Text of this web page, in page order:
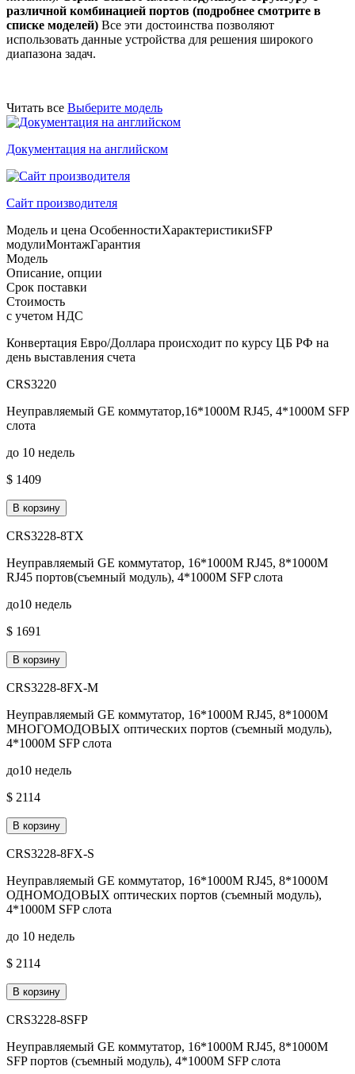
различной комбинацией портов (подробнее смотрите в
списке моделей) Все эти достоинства позволяют
использовать данные устройства для решения широкого
диапазона задач.
Читать все Выберите модель
Документация на английском
Сайт производителя
Модель и цена ОсобенностиХарактеристикиSFP
модулиМонтажГарантия
Модель
Описание, опции
Срок поставки
Стоимость
с учетом НДС
Конвертация Евро/Доллара происходит по курсу ЦБ РФ на
день выставления счета
CRS3220
Неуправляемый GE коммутатор,16*1000M RJ45, 4*1000M SFP
слота
до 10 недель
$ 1409
В корзину
CRS3228-8TX
Неуправляемый GE коммутатор, 16*1000M RJ45, 8*1000M
RJ45 портов(съемный модуль), 4*1000M SFP слота
до10 недель
$ 1691
В корзину
CRS3228-8FX-M
Неуправляемый GE коммутатор, 16*1000M RJ45, 8*1000M
МНОГОМОДОВЫХ оптических портов (съемный модуль),
4*1000M SFP слота
до10 недель
$ 2114
В корзину
CRS3228-8FX-S
Неуправляемый GE коммутатор, 16*1000M RJ45, 8*1000M
ОДНОМОДОВЫХ оптических портов (съемный модуль),
4*1000M SFP слота
до 10 недель
$ 2114
В корзину
CRS3228-8SFP
Неуправляемый GE коммутатор, 16*1000M RJ45, 8*1000M
SFP портов (съемный модуль), 4*1000M SFP слота